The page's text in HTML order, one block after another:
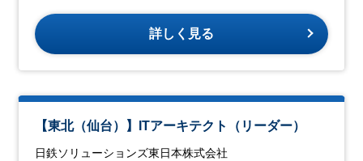
詳しく見る
【東北（仙台）】ITアーキテクト（リーダー）
日鉄ソリューションズ東日本株式会社